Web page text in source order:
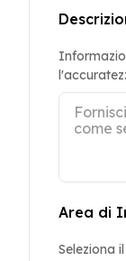
Area di
Seleziona